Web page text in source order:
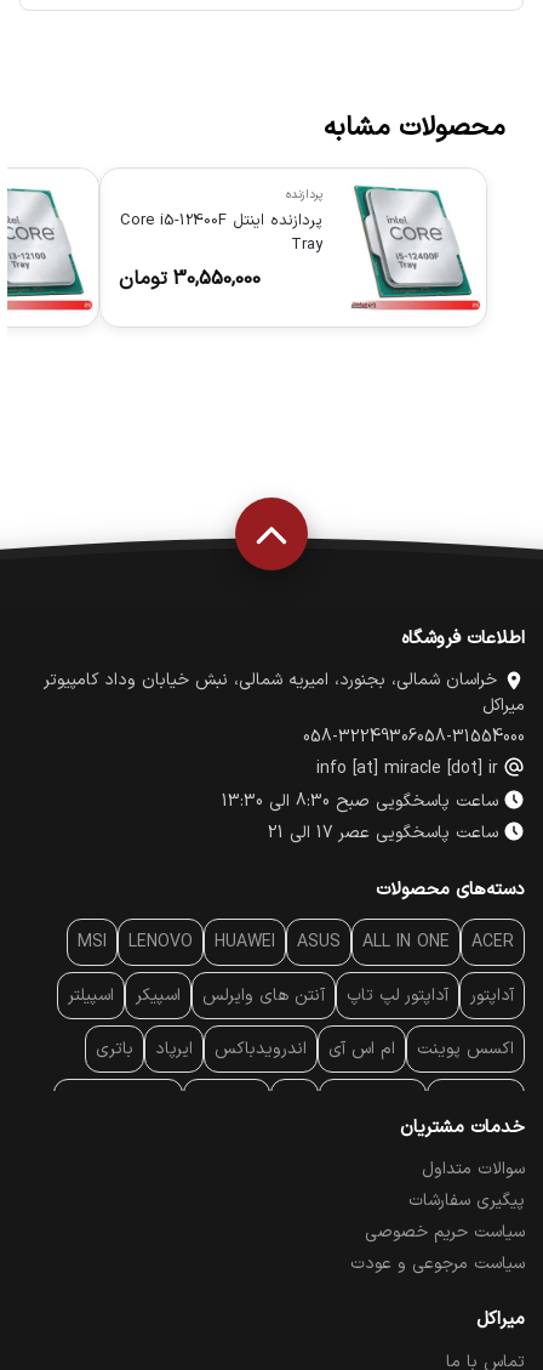
محصولات مشابه
پردازنده
پردازنده اینتل Core i5-12400F
Tray
30,550,000 تومان
اطلاعات فروشگاه
خراسان شمالی، بجنورد، امیریه شمالی، نبش خیابان وداد کامپیوتر
میراکل
058-31554000
058-32249306
info [at] miracle [dot] ir
ساعت پاسخگویی صبح 8:30 الی 13:30
ساعت پاسخگویی عصر 17 الی 21
دسته‌های محصولات
ACER
ALL IN ONE
ASUS
HUAWEI
LENOVO
MSI
آداپتور آداپتور لپ تاپ آنتن‌ های وایرلس اسپیکر اسپیلتر
اکسس پوینت ام اس آی اندرویدباکس ایرپاد باتری
پایه سقفی
پرده نمایش
تبلت و موبایل تجهیزات پسیو شبکه
تلویزیون
خدمات مشتریان
سوالات متداول
پیگیری سفارشات
سیاست حریم خصوصی
سیاست مرجوعی و عودت
میراکل
تماس با ما